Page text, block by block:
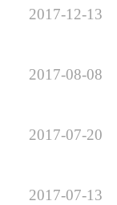
******培训
关于协会
2017-12-13
2017-08-08
2017-07-20
2017-07-13